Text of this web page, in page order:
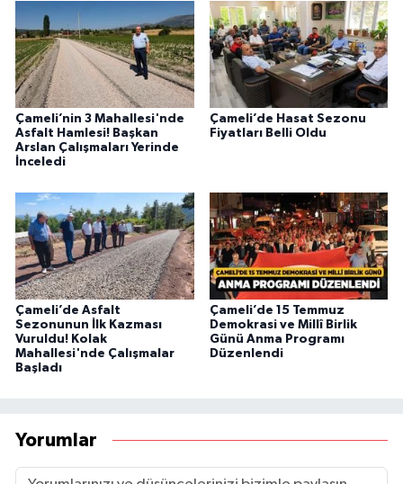
Çameli’nin 3 Mahallesi'nde
Asfalt Hamlesi! Başkan
Arslan Çalışmaları Yerinde
İnceledi
Çameli’de Hasat Sezonu
Fiyatları Belli Oldu
Çameli’de Asfalt
Sezonunun İlk Kazması
Vuruldu! Kolak
Mahallesi'nde Çalışmalar
Başladı
Çameli’de 15 Temmuz
Demokrasi ve Millî Birlik
Günü Anma Programı
Düzenlendi
Yorumlar